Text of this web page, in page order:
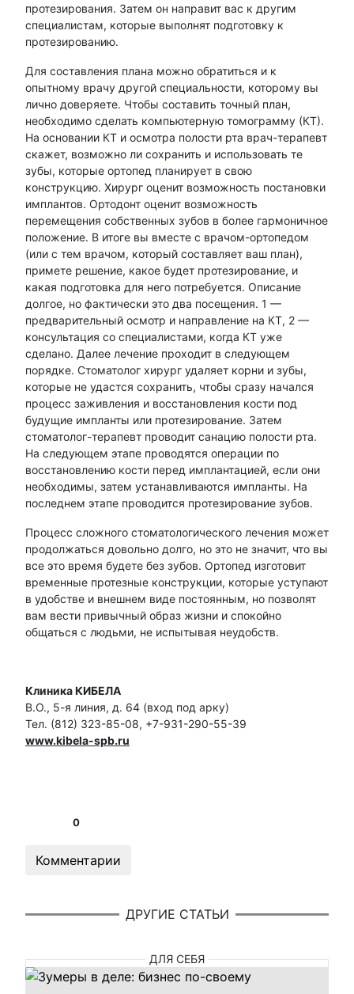
протезирования. Затем он направит вас к другим
специалистам, которые выполнят подготовку к
протезированию.
Для составления плана можно обратиться и к
опытному врачу другой специальности, которому вы
лично доверяете. Чтобы составить точный план,
необходимо сделать компьютерную томограмму (КТ).
На основании КТ и осмотра полости рта врач-терапевт
скажет, возможно ли сохранить и использовать те
зубы, которые ортопед планирует в свою
конструкцию. Хирург оценит возможность постановки
имплантов. Ортодонт оценит возможность
перемещения собственных зубов в более гармоничное
положение. В итоге вы вместе с врачом-ортопедом
(или с тем врачом, который составляет ваш план),
примете решение, какое будет протезирование, и
какая подготовка для него потребуется. Описание
долгое, но фактически это два посещения. 1 —
предварительный осмотр и направление на КТ, 2 —
консультация со специалистами, когда КТ уже
сделано. Далее лечение проходит в следующем
порядке. Стоматолог хирург удаляет корни и зубы,
которые не удастся сохранить, чтобы сразу начался
процесс заживления и восстановления кости под
будущие импланты или протезирование. Затем
стоматолог-терапевт проводит санацию полости рта.
На следующем этапе проводятся операции по
восстановлению кости перед имплантацией, если они
необходимы, затем устанавливаются импланты. На
последнем этапе проводится протезирование зубов.
Процесс сложного стоматологического лечения может
продолжаться довольно долго, но это не значит, что вы
все это время будете без зубов. Ортопед изготовит
временные протезные конструкции, которые уступают
в удобстве и внешнем виде постоянным, но позволят
вам вести привычный образ жизни и спокойно
общаться с людьми, не испытывая неудобств.
Клиника КИБЕЛА
В.О., 5-я линия, д. 64 (вход под арку)
Тел. (812) 323-85-08, +7-931-290-55-39
www.kibela-spb.ru
0
Комментарии
ДРУГИЕ СТАТЬИ
ДЛЯ СЕБЯ